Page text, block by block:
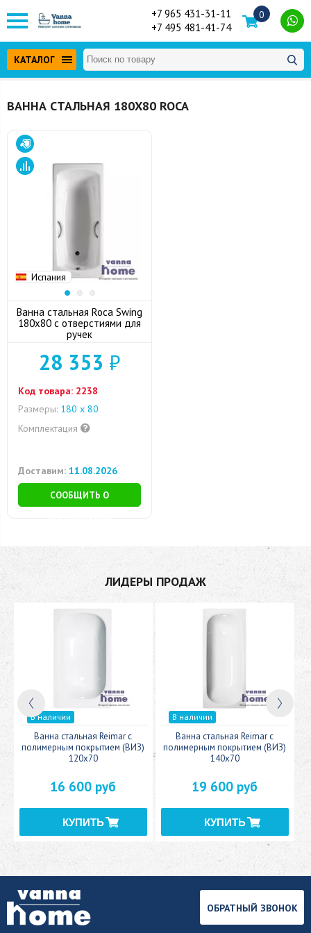
+7 965 431-31-11
+7 495 481-41-74
0
КАТАЛОГ
ВАННА СТАЛЬНАЯ 180Х80 ROCA
Испания
Ванна стальная Roca Swing
180х80 с отверстиями для
ручек
28 353 ₽
Код товара: 2238
Размеры: 180 x 80
Комплектация
Доставим: 11.08.2026
СООБЩИТЬ О
ЛИДЕРЫ ПРОДАЖ
В наличии
Ванна стальная Reimar с
полимерным покрытием (ВИЗ)
120x70
16 600 руб
В наличии
Ванна стальная Reimar с
полимерным покрытием (ВИЗ)
140x70
19 600 руб
ОБРАТНЫЙ ЗВОНОК